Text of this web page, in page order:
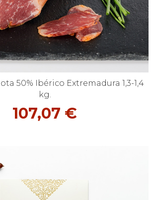
50% Ibérico Extremadura 1,3-1,4
kg.
107,07 €